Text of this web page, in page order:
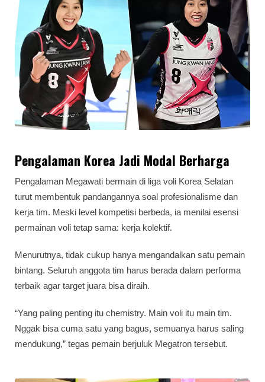
Pengalaman Korea Jadi Modal Berharga
Pengalaman Megawati bermain di liga voli Korea Selatan
turut membentuk pandangannya soal profesionalisme dan
kerja tim. Meski level kompetisi berbeda, ia menilai esensi
permainan voli tetap sama: kerja kolektif.
Menurutnya, tidak cukup hanya mengandalkan satu pemain
bintang. Seluruh anggota tim harus berada dalam performa
terbaik agar target juara bisa diraih.
“Yang paling penting itu chemistry. Main voli itu main tim.
Nggak bisa cuma satu yang bagus, semuanya harus saling
mendukung,” tegas pemain berjuluk Megatron tersebut.